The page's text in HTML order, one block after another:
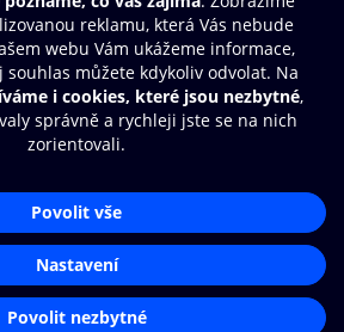
údajů
Aplikace O2 Knihovna
Čti a poslouchej své e-knihy a
audioknihy rychleji a pohodlněji.